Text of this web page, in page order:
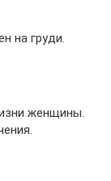
на груди.
женщины.